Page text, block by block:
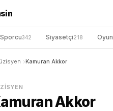
Sporcu342 Siyasetçi218
Kamuran Akkor
Akkor